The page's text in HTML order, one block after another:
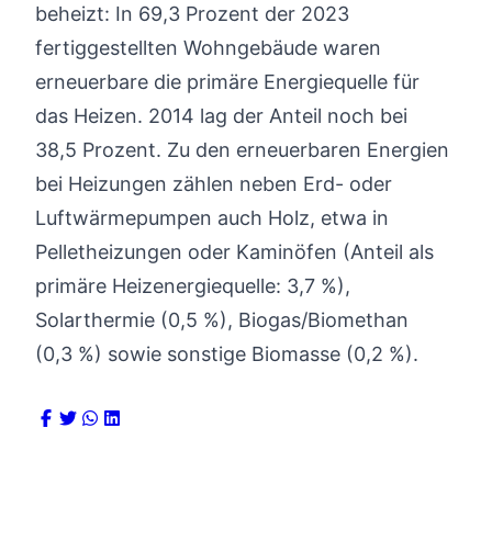
beheizt: In 69,3 Prozent der 2023
fertiggestellten Wohngebäude waren
erneuerbare die primäre Energiequelle für
das Heizen. 2014 lag der Anteil noch bei
38,5 Prozent. Zu den erneuerbaren Energien
bei Heizungen zählen neben Erd- oder
Luftwärmepumpen auch Holz, etwa in
Pelletheizungen oder Kaminöfen (Anteil als
primäre Heizenergiequelle: 3,7 %),
Solarthermie (0,5 %), Biogas/Biomethan
(0,3 %) sowie sonstige Biomasse (0,2 %).